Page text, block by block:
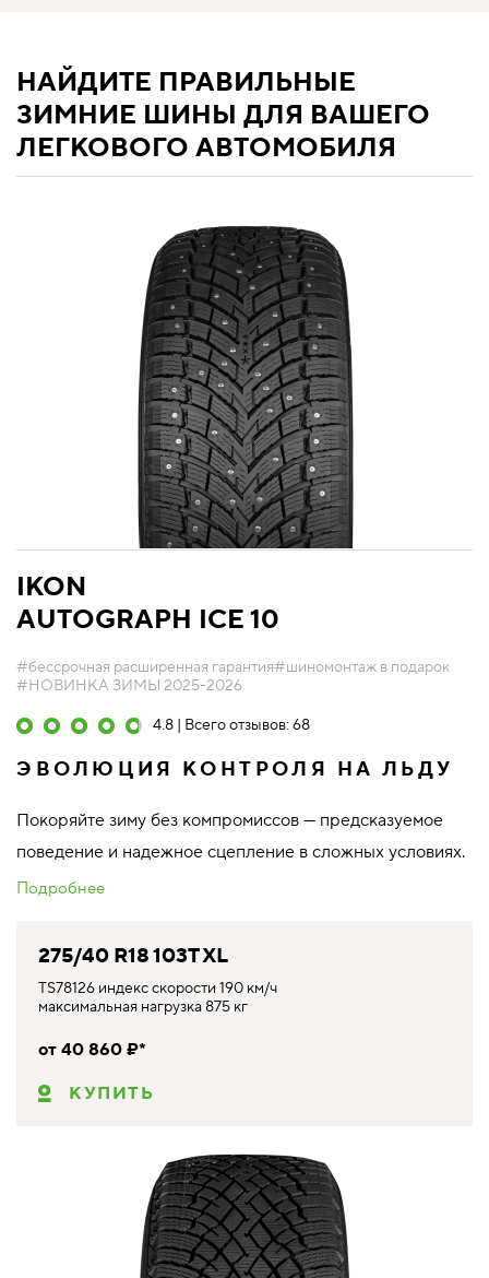
НАЙДИТЕ ПРАВИЛЬНЫЕ
ЗИМНИЕ ШИНЫ ДЛЯ ВАШЕГО
ЛЕГКОВОГО АВТОМОБИЛЯ
IKON
AUTOGRAPH ICE 10
#бессрочная расширенная гарантия#шиномонтаж в подарок
#НОВИНКА ЗИМЫ 2025-2026
4.8 | Всего отзывов: 68
ЭВОЛЮЦИЯ КОНТРОЛЯ НА ЛЬДУ
Покоряйте зиму без компромиссов — предсказуемое
поведение и надежное сцепление в сложных условиях.
Подробнее
275/40 R18 103T XL
TS78126 индекс скорости 190 км/ч
максимальная нагрузка 875 кг
от 40 860 ₽*
КУПИТЬ